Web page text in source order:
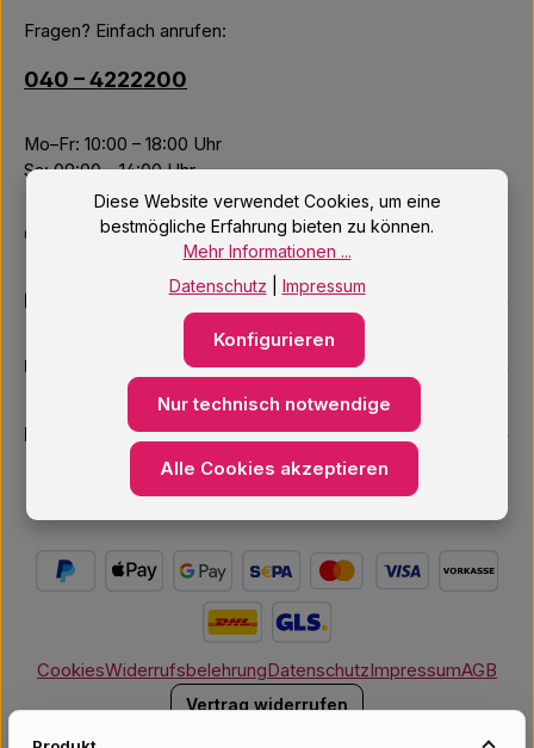
Fragen? Einfach anrufen:
040 – 4222200
Mo–Fr: 10:00 – 18:00 Uhr
Sa: 09:00 – 14:00 Uhr
Oder über unserKontaktformular .
Informationen
Unsere Services
Newsletter
CookiesWiderrufsbelehrungDatenschutzImpressumAGB
Vertrag widerrufen
Diese Website verwendet Cookies, um eine
bestmögliche Erfahrung bieten zu können.
Mehr Informationen ...
Datenschutz
Impressum
Nur technisch notwendige
Konfigurieren
Alle Cookies akzeptieren